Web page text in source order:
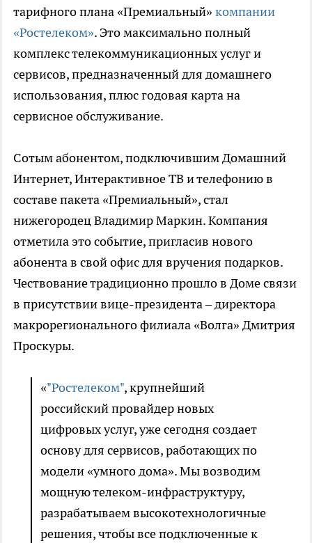
тарифного плана «Премиальный» компании
«Ростелеком». Это максимально полный
комплекс телекоммуникационных услуг и
сервисов, предназначенный для домашнего
использования, плюс годовая карта на
сервисное обслуживание.
Сотым абонентом, подключившим Домашний
Интернет, Интерактивное ТВ и телефонию в
составе пакета «Премиальный», стал
нижегородец Владимир Маркин. Компания
отметила это событие, пригласив нового
абонента в свой офис для вручения подарков.
Чествование традиционно прошло в Доме связи
в присутствии вице-президента – директора
макрорегионального филиала «Волга» Дмитрия
Проскуры.
«"Ростелеком", крупнейший
российский провайдер новых
цифровых услуг, уже сегодня создает
основу для сервисов, работающих по
модели «умного дома». Мы возводим
мощную телеком-инфраструктуру,
разрабатываем высокотехнологичные
решения, чтобы все подключенные к